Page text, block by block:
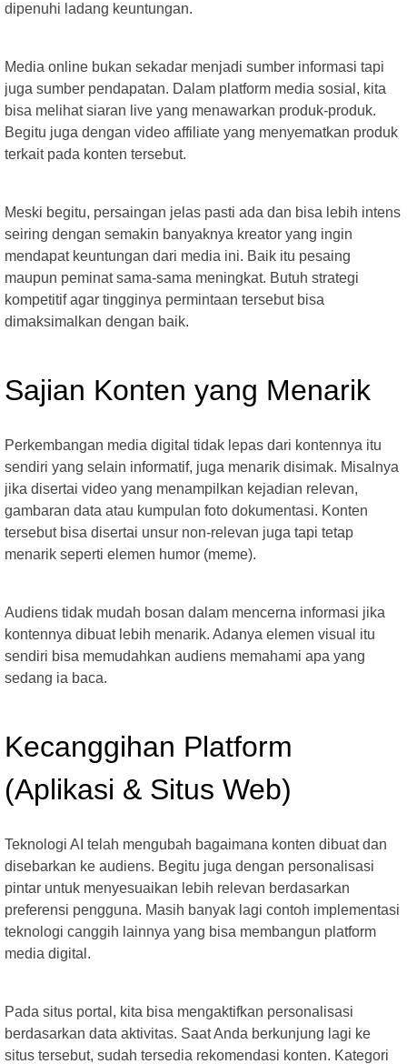
dipenuhi ladang keuntungan.
Media online bukan sekadar menjadi sumber informasi tapi
juga sumber pendapatan. Dalam platform media sosial, kita
bisa melihat siaran live yang menawarkan produk-produk.
Begitu juga dengan video affiliate yang menyematkan produk
terkait pada konten tersebut.
Meski begitu, persaingan jelas pasti ada dan bisa lebih intens
seiring dengan semakin banyaknya kreator yang ingin
mendapat keuntungan dari media ini. Baik itu pesaing
maupun peminat sama-sama meningkat. Butuh strategi
kompetitif agar tingginya permintaan tersebut bisa
dimaksimalkan dengan baik.
Sajian Konten yang Menarik
Perkembangan media digital tidak lepas dari kontennya itu
sendiri yang selain informatif, juga menarik disimak. Misalnya
jika disertai video yang menampilkan kejadian relevan,
gambaran data atau kumpulan foto dokumentasi. Konten
tersebut bisa disertai unsur non-relevan juga tapi tetap
menarik seperti elemen humor (meme).
Audiens tidak mudah bosan dalam mencerna informasi jika
kontennya dibuat lebih menarik. Adanya elemen visual itu
sendiri bisa memudahkan audiens memahami apa yang
sedang ia baca.
Kecanggihan Platform
(Aplikasi & Situs Web)
Teknologi AI telah mengubah bagaimana konten dibuat dan
disebarkan ke audiens. Begitu juga dengan personalisasi
pintar untuk menyesuaikan lebih relevan berdasarkan
preferensi pengguna. Masih banyak lagi contoh implementasi
teknologi canggih lainnya yang bisa membangun platform
media digital.
Pada situs portal, kita bisa mengaktifkan personalisasi
berdasarkan data aktivitas. Saat Anda berkunjung lagi ke
situs tersebut, sudah tersedia rekomendasi konten. Kategori